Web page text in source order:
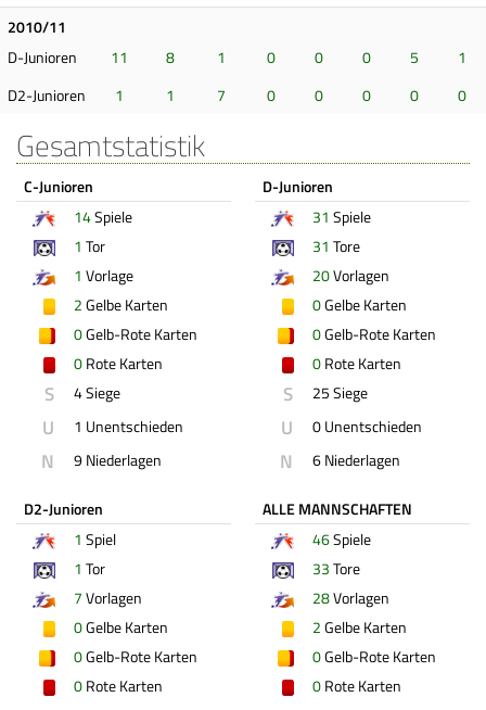
2010/11
D-Junioren
11 8 1 0 0 0 5
1
D2-Junioren
1 1 7 0 0 0 0 0
Gesamtstatistik
C-Junioren
14Spiele
1 Tor
1 Vorlage
2Gelbe Karten
0Gelb-Rote Karten
0Rote Karten
S 4 Siege
U 1 Unentschieden
N 9 Niederlagen
D-Junioren
31 Spiele
31 Tore
20Vorlagen
0Gelbe Karten
0Gelb-Rote Karten
0Rote Karten
S 25 Siege
U 0 Unentschieden
N 6 Niederlagen
D2-Junioren
1 Spiel
1 Tor
7Vorlagen
0Gelbe Karten
0Gelb-Rote Karten
0Rote Karten
ALLE MANNSCHAFTEN
46Spiele
33Tore
28Vorlagen
2Gelbe Karten
0Gelb-Rote Karten
0Rote Karten